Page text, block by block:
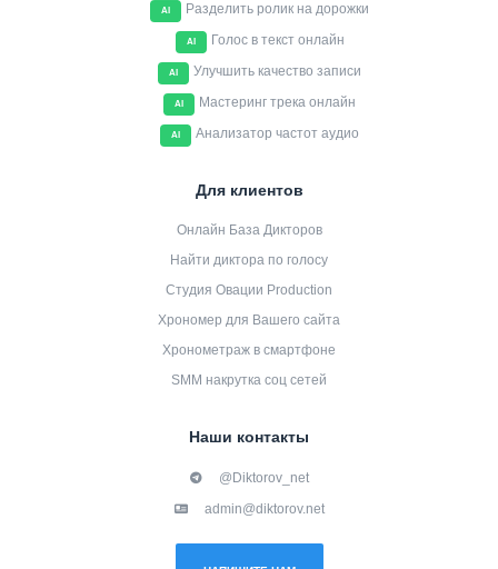
AI Разделить ролик на дорожки
AI Голос в текст онлайн
AI Улучшить качество записи
AI Мастеринг трека онлайн
AI Анализатор частот аудио
Для клиентов
Онлайн База Дикторов
Найти диктора по голосу
Студия Овации Production
Хрономер для Вашего сайта
Хронометраж в смартфоне
SMM накрутка соц сетей
Наши контакты
@Diktorov_net
admin@diktorov.net